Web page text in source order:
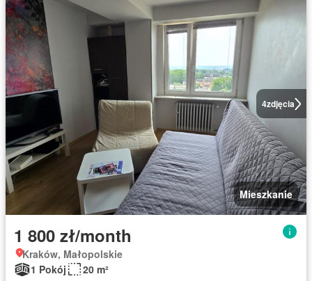
4zdjęcia
Mieszkanie
1 800 zł/month
Kraków, Małopolskie
1 Pokój
20 m²